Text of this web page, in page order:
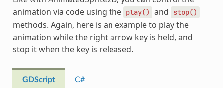
animation via code using the play() and stop()
methods. Again, here is an example to play the
animation while the right arrow key is held, and
stop it when the key is released.
GDScript C#